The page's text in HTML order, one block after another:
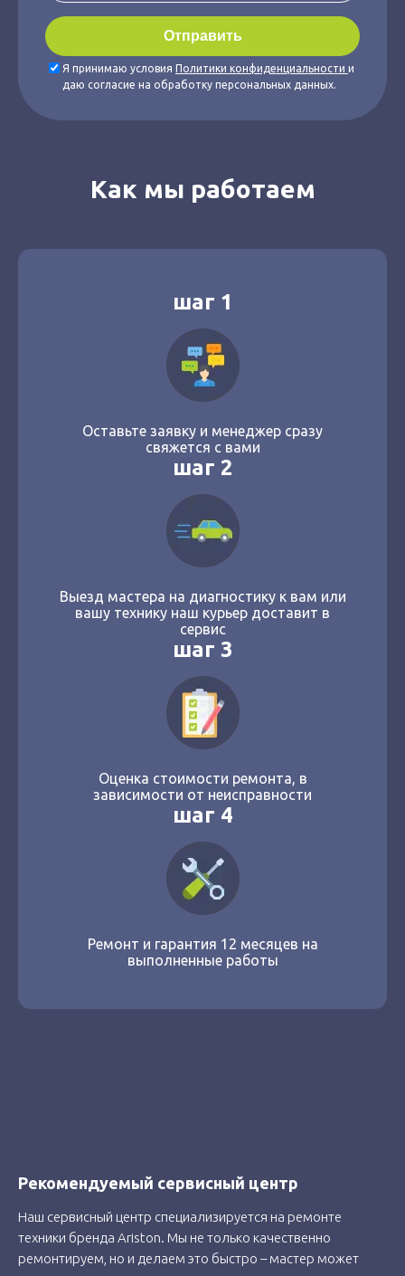
Я принимаю условия Политики конфиденциальности и
даю согласие на обработку персональных данных.
Как мы работаем
шаг 1
Оставьте заявку и менеджер сразу
свяжется с вами
шаг 2
Выезд мастера на диагностику к вам или
вашу технику наш курьер доставит в
сервис
шаг 3
Оценка стоимости ремонта, в
зависимости от неисправности
шаг 4
Ремонт и гарантия 12 месяцев на
выполненные работы
Рекомендуемый сервисный центр
Наш сервисный центр специализируется на ремонте
техники бренда Ariston. Мы не только качественно
ремонтируем, но и делаем это быстро – мастер может